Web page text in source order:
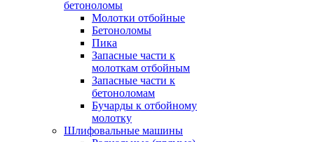
бетоноломы
Молотки отбойные
Бетоноломы
Пика
Запасные части к
молоткам отбойным
Запасные части к
бетоноломам
Бучарды к отбойному
молотку
Шлифовальные машины